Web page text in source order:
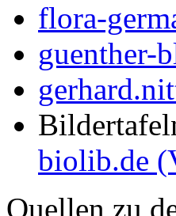
flora-
guenther-
biolib.de
Quellen zu